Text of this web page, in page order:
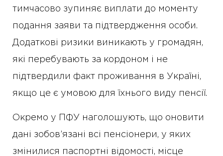
тимчасово зупиняє виплати до моменту
подання заяви та підтвердження особи.
Додаткові ризики виникають у громадян,
які перебувають за кордоном і не
підтвердили факт проживання в Україні,
якщо це є умовою для їхнього виду пенсії.
Окремо у ПФУ наголошують, що оновити
дані зобов’язані всі пенсіонери, у яких
змінилися паспортні відомості, місце